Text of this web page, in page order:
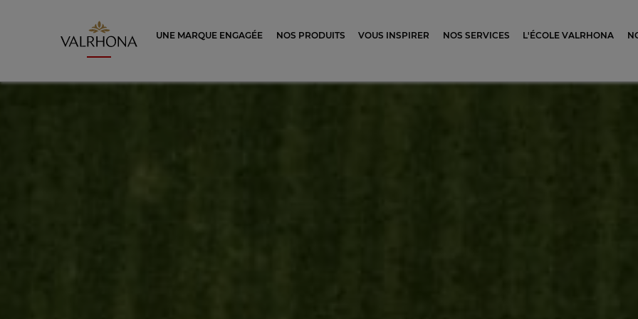
Valrhona - Imaginons le meilleur du chocolat
UNE MARQUE ENGAGÉE NOS PRODUITS VOUS INSPIRER NOS SERVICES L'ÉCOLE VALRHONA